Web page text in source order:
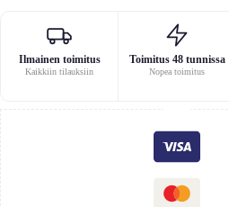
Ilmainen toimitus
Kaikkiin tilauksiin
Toimitus 48 tunnissa
Nopea toimitus